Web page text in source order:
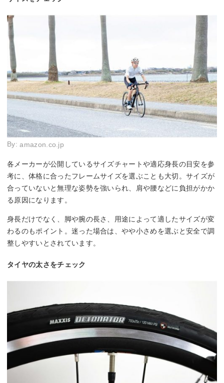
By:amazon.co.jp
各メーカーが公開しているサイズチャートや適応身長の目安を参
考に、体格に合ったフレームサイズを選ぶことも大切。サイズが
合っていないと無理な姿勢を強いられ、肩や腰などに負担がかか
る原因になります。
身長だけでなく、脚や腕の長さ、用途によって適したサイズが変
わるのもポイント。迷った場合は、やや小さめを選ぶと安全で調
整しやすいとされています。
タイヤの太さをチェック